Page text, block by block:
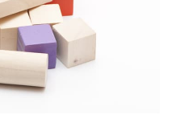
遊び方いろいろの
音が鳴る積み木